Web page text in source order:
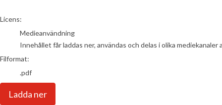
go to media item
Licens:
Medieanvändning
Innehållet får laddas ner, användas och delas i olika
Filformat:
.pdf
Ladda ner